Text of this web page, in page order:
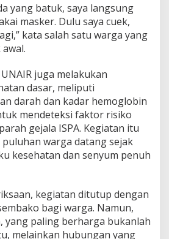
yang batuk, saya langsung
masker. Dulu saya cuek,
kata salah satu warga yang
juga melakukan
dasar, meliputi
darah dan kadar hemoglobin
mendeteksi faktor risiko
gejala ISPA. Kegiatan itu
warga datang sejak
kesehatan dan senyum penuh
kegiatan ditutup dengan
bagi warga. Namun,
yang paling berharga bukanlah
melainkan hubungan yang